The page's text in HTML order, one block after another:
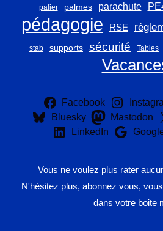
palier palmes parachute
pédagogie RSE
stab supports sécurité Tables
Facebook
Bluesky
Mastodon
LinkedIn
Vous ne voulez plus rater
N'hésitez plus, abonnez vous,
dans votre boite